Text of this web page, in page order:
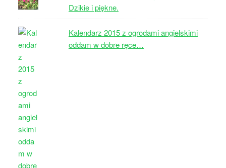
Dzikie i piękne.
Kalendarz 2015 z ogrodami angielskimi
oddam w dobre ręce…